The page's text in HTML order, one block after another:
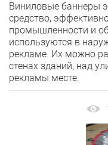
Виниловые баннеры
средство,
промышленности и
используются в
рекламе. Их можно
стенах зданий, над
рекламы месте.